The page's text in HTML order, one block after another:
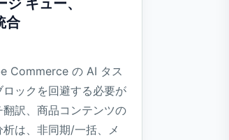
キュー、
合
Commerce の AI タス
ックを回避する必要が
訳、商品コンテンツの
は、非同期/一括、メ